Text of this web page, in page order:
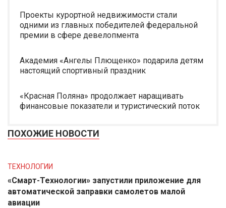
Проекты курортной недвижимости стали
одними из главных победителей федеральной
премии в сфере девелопмента
Академия «Ангелы Плющенко» подарила детям
настоящий спортивный праздник
«Красная Поляна» продолжает наращивать
финансовые показатели и туристический поток
ПОХОЖИЕ НОВОСТИ
ТЕХНОЛОГИИ
«Смарт-Технологии» запустили приложение для
автоматической заправки самолетов малой
авиации